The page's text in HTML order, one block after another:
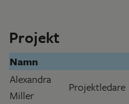
Projekt
Namn
Alexandra
Miller
Projektledare